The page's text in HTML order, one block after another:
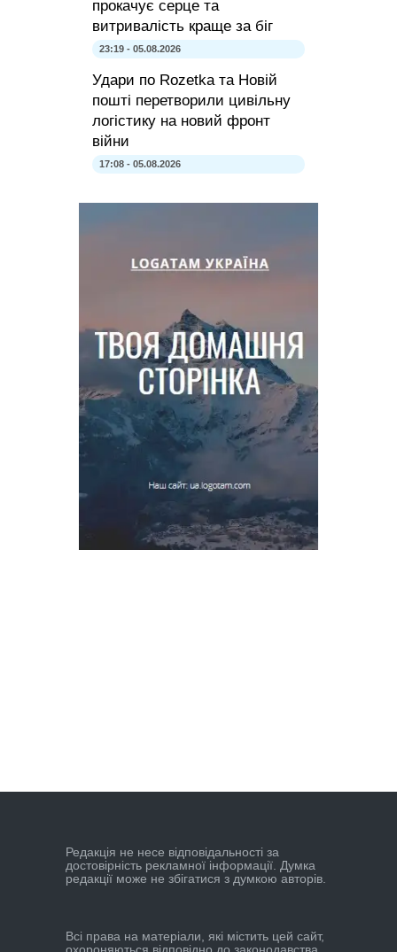
прокачує серце та
витривалість краще за біг
23:19 - 05.08.2026
Удари по Rozetka та Новій
пошті перетворили цивільну
логістику на новий фронт
війни
17:08 - 05.08.2026
Редакцiя не несе вiдповiдальностi за
достовiрнiсть рекламної iнформацiї. Думка
редакцiї може не збiгатися з думкою авторiв.
Всі права на матеріали, які містить цей сайт,